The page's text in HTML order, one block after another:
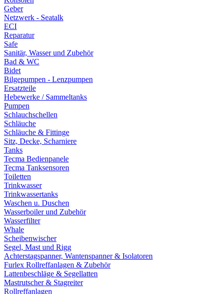
Geber
Netzwerk - Seatalk
ECI
Reparatur
Safe
Sanitär, Wasser und Zubehör
Bad & WC
Bidet
Bilgepumpen - Lenzpumpen
Ersatzteile
Hebewerke / Sammeltanks
Pumpen
Schlauchschellen
Schläuche
Schläuche & Fittinge
Sitz, Decke, Scharniere
Tanks
Tecma Bedienpanele
Tecma Tanksensoren
Toiletten
Trinkwasser
Trinkwassertanks
Waschen u. Duschen
Wasserboiler und Zubehör
Wasserfilter
Whale
Scheibenwischer
Segel, Mast und Rigg
Achterstagspanner, Wantenspanner & Isolatoren
Furlex Rollreffanlagen & Zubehör
Lattenbeschläge & Segellatten
Mastrutscher & Stagreiter
Rollreffanlagen